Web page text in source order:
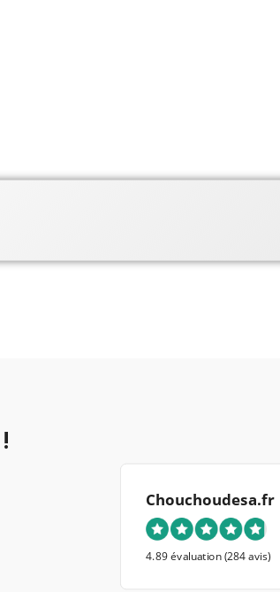
Chouchoudesa.fr
4.89 évaluation(284 avis)